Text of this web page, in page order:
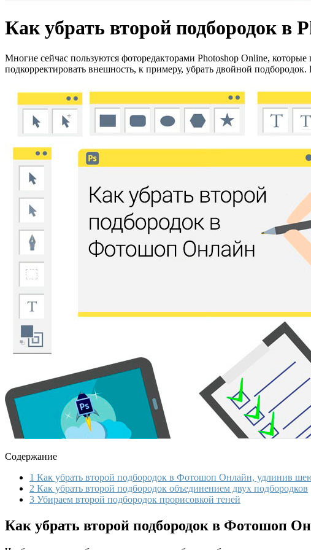
Как убрать второй подбородок в
Многие сейчас пользуются фоторедакторами Photoshop Online,
подкорректировать внешность, к примеру, убрать двойной
Содержание
1 Как убрать второй подбородок в Фотошоп Онлайн, удлинив
2 Как убрать второй подбородок объединением двух подбородков
3 Убираем второй подбородок прорисовкой теней
Как убрать второй подбородок в Фотошоп